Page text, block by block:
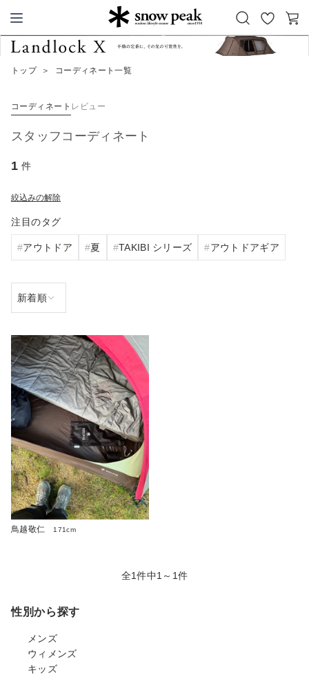
Snow Peak
お
気
カ
トップ ＞ コーディネート一覧
コーディネート レビュー
スタッフコーディネート
1 件
絞込みの解除
注目のタグ
アウトドア 夏 TAKIBI シリーズ アウトドアギア
鳥越敬仁 171cm
全1件中1～1件
性別から探す
メンズ
ウィメンズ
キッズ